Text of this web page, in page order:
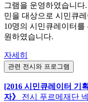
그램을 운영하였습니다
민을 대상으로 시민큐
10명의 시민큐레이터를
원하였습니다.
자세히
관련 전시와 프로그램
[2016 시민큐레이터 기
자》
전시
푸르메재단